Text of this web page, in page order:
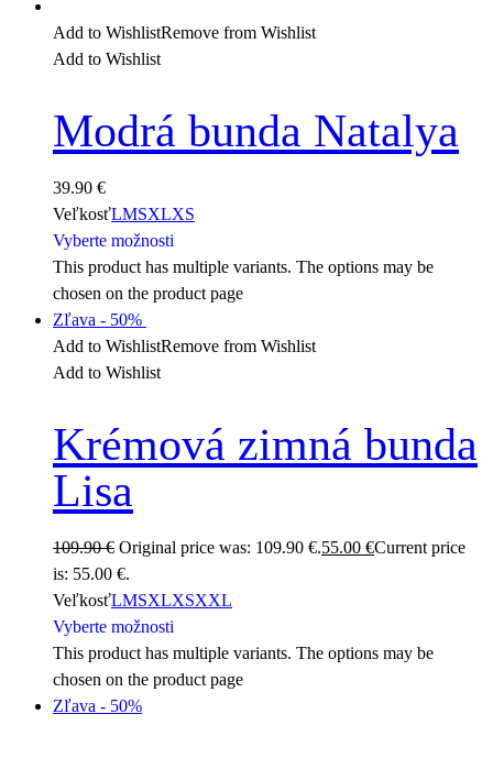
Add to WishlistRemove from Wishlist
Add to Wishlist
Modrá bunda Natalya
39.90 €
VeľkosťLMSXLXS
Vyberte možnosti
This product has multiple variants. The options may be
chosen on the product page
Zľava - 50%
Add to WishlistRemove from Wishlist
Add to Wishlist
Krémová zimná bunda
Lisa
109.90€ Original price was: 109.90 €.55.00 €Current price
is: 55.00 €.
VeľkosťLMSXLXSXXL
Vyberte možnosti
This product has multiple variants. The options may be
chosen on the product page
Zľava - 50%